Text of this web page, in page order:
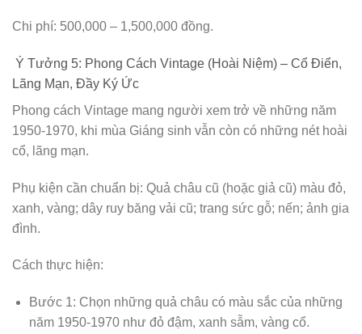
Chi phí: 500,000 – 1,500,000 đồng.
Ý Tưởng 5: Phong Cách Vintage (Hoài Niệm) – Cổ Điển,
Lãng Mạn, Đầy Ký Ức
Phong cách Vintage mang người xem trở về những năm
1950-1970, khi mùa Giáng sinh vẫn còn có những nét hoài
cổ, lãng mạn.
Phụ kiện cần chuẩn bị: Quả châu cũ (hoặc giả cũ) màu đỏ,
xanh, vàng; dây ruy băng vải cũ; trang sức gỗ; nến; ảnh gia
đình.
Cách thực hiện:
Bước 1: Chọn những quả châu có màu sắc của những
năm 1950-1970 như đỏ đậm, xanh sẫm, vàng cổ.